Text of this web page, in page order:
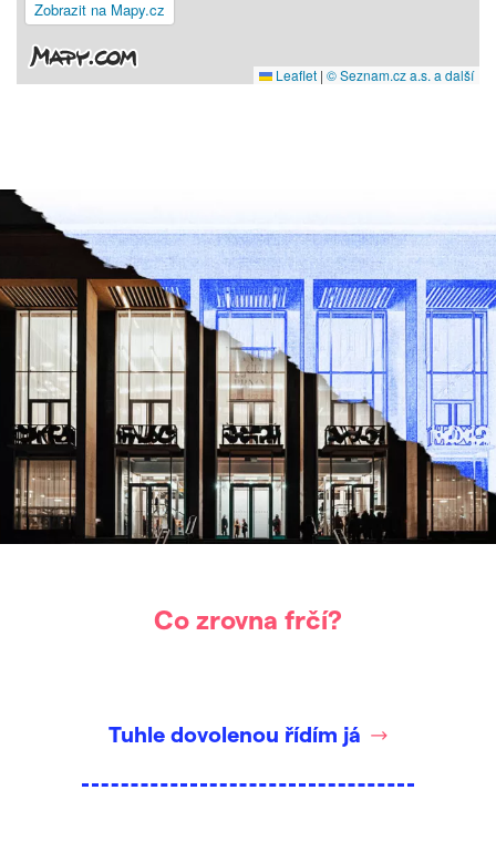
Zobrazit na Mapy.cz
Leaflet | © Seznam.cz a.s. a další
Co zrovna frčí?
Tuhle dovolenou řídím já